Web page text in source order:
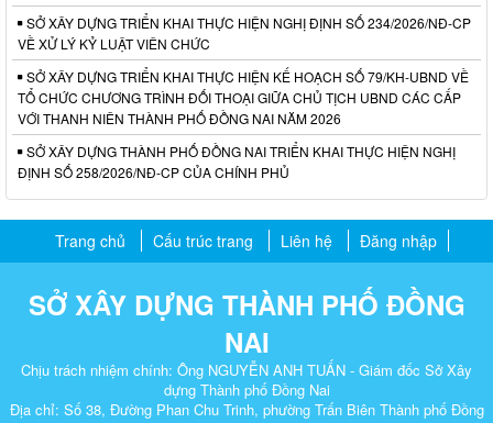
SỞ XÂY DỰNG TRIỂN KHAI THỰC HIỆN NGHỊ ĐỊNH SỐ 234/2026/NĐ-CP
VỀ XỬ LÝ KỶ LUẬT VIÊN CHỨC
SỞ XÂY DỰNG TRIỂN KHAI THỰC HIỆN KẾ HOẠCH SỐ 79/KH-UBND VỀ
TỔ CHỨC CHƯƠNG TRÌNH ĐỐI THOẠI GIỮA CHỦ TỊCH UBND CÁC CẤP
VỚI THANH NIÊN THÀNH PHỐ ĐỒNG NAI NĂM 2026
SỞ XÂY DỰNG THÀNH PHỐ ĐỒNG NAI TRIỂN KHAI THỰC HIỆN NGHỊ
ĐỊNH SỐ 258/2026/NĐ-CP CỦA CHÍNH PHỦ
Trang chủ Cấu trúc trang Liên hệ Đăng nhập
SỞ XÂY DỰNG THÀNH PHỐ ĐỒNG
NAI
Chịu trách nhiệm chính: Ông NGUYỄN ANH TUẤN - Giám đốc Sở Xây
dựng Thành phố Đồng Nai
Địa chỉ: Số 38, Đường Phan Chu Trinh, phường Trấn Biên Thành phố Đồng